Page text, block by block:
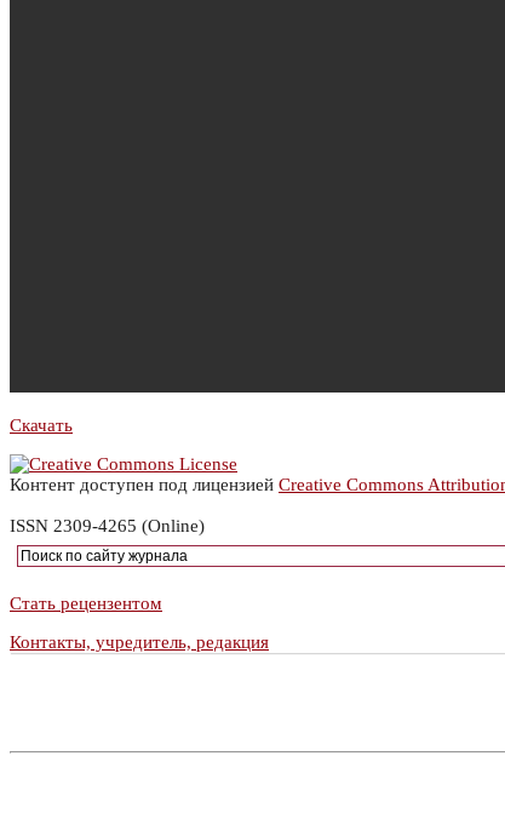
Скачать
Контент доступен под лицензией Creative Commons
ISSN 2309-4265 (Online)
Стать рецензентом
Контакты, учредитель, редакция